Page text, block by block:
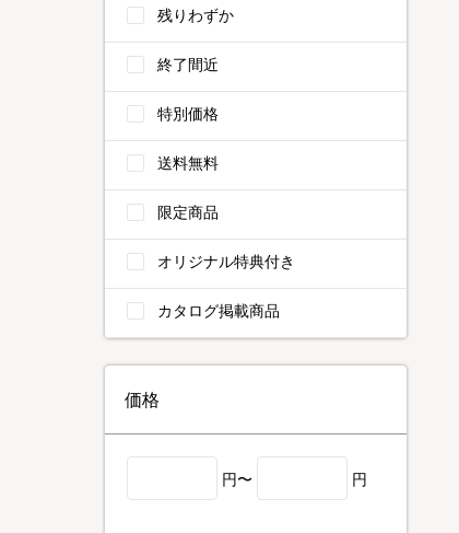
残りわずか
終了間近
特別価格
送料無料
限定商品
オリジナル特典付き
カタログ掲載商品
価格
円〜 円